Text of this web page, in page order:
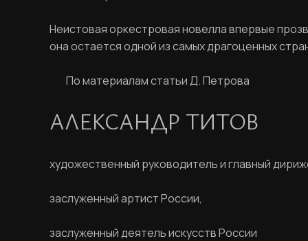
Неистовая оркестровая новелла впервые
она остается одной из самых драгоценных
По материалам статьи Д. Петрова
АЛЕКСАНДР ТИТОВ
художественный руководитель и главный
заслуженный артист России,
заслуженный деятель искусств России